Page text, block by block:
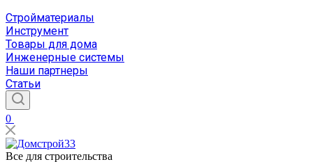
Стройматериалы
Инструмент
Товары для дома
Инженерные системы
Наши партнеры
Статьи
0
Все для строительства